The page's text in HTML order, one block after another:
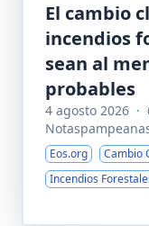
El cambio
incendios
sean al
probables
4 agosto 2026 ·
Eos.org Cambio
Incendios